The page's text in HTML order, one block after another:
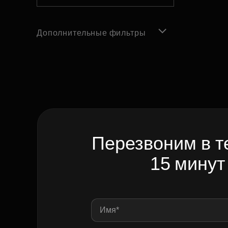
Дополнительные фильтры
Перезвоним в
15 минут